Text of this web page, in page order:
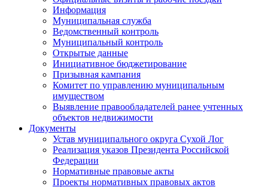
Информация
Муниципальная служба
Ведомственный контроль
Муниципальный контроль
Открытые данные
Инициативное бюджетирование
Призывная кампания
Комитет по управлению муниципальным
имуществом
Выявление правообладателей ранее учтенных
объектов недвижимости
Документы
Устав муниципального округа Сухой Лог
Реализация указов Президента Российской
Федерации
Нормативные правовые акты
Проекты нормативных правовых актов